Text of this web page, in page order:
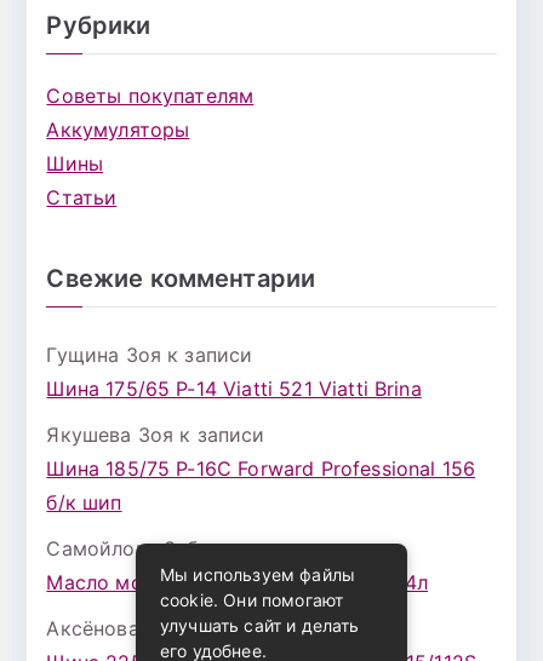
Рубрики
Советы покупателям
Аккумуляторы
Шины
Статьи
Свежие комментарии
Гущина Зоя к записи
Шина 175/65 Р-14 Viatti 521 Viatti Brina
Якушева Зоя к записи
Шина 185/75 Р-16С Forward Professional 156
б/к шип
Самойлова Забавак записи
Масло моторное ZIC X7 (A+) 10W30 4л
Аксёнова Адельк записи
Мы используем файлы
cookie. Они помогают
улучшать сайт и делать
его удобнее.